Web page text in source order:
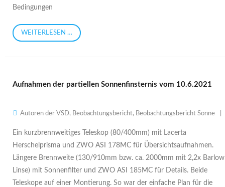
Bedingungen
WEITERLESEN …
Aufnahmen der partiellen Sonnenfinsternis vom 10.6.2021
Autoren der VSD, Beobachtungsbericht, Beobachtungsbericht Sonne
Ein kurzbrennweitiges Teleskop (80/400mm) mit Lacerta
Herschelprisma und ZWO ASI 178MC für Übersichtsaufnahmen.
Längere Brennweite (130/910mm bzw. ca. 2000mm mit 2,2x Barlow
Linse) mit Sonnenfilter und ZWO ASI 185MC für Details. Beide
Teleskope auf einer Montierung. So war der einfache Plan für die